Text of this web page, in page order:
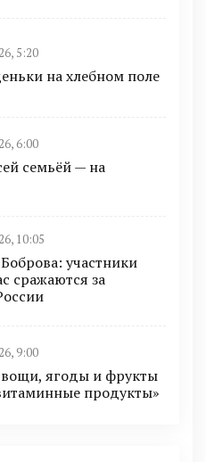
5:20
на хлебном поле
6:00
семьёй — на
10:05
участники
сражаются за
9:00
ягоды и фрукты
продукты»